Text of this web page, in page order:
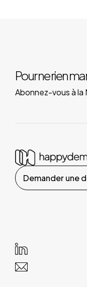
Pour ne rien
Abonnez-vous à
Demander une